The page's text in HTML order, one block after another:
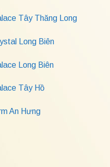
Tây Thăng Long
Long Biên
Long Biên
Tây Hồ
An Hưng